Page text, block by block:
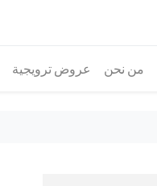
من نحن عروض ترويجية